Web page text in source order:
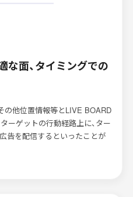
な面、タイミングでの
の他位置情報等とLIVE BOARD
ーゲットの行動経路上に、ター
告を配信するといったことが